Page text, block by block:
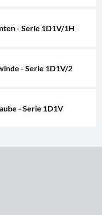
- Serie 1D1V/1H
- Serie 1D1V/2
- Serie 1D1V